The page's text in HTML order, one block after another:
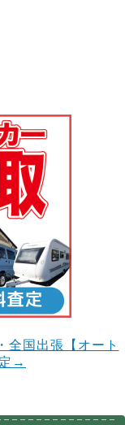
全国出張【オート
→